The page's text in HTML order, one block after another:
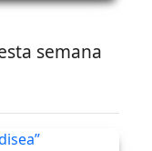
semana